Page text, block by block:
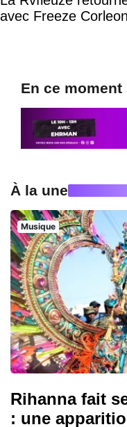
avec Freeze
En ce
À la une
Musique
Rihanna fait
: une